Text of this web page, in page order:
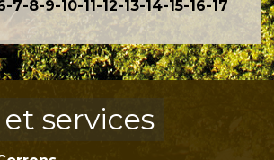
-7-8-9-10-11-12-13-14-15-16-17
services